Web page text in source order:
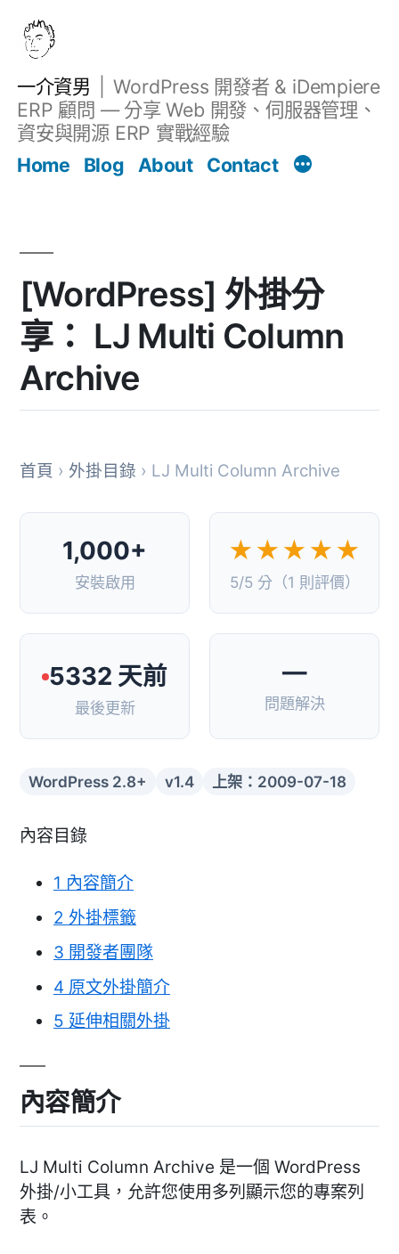
一介資男
WordPress 開發者 & iDempiere
ERP 顧問 — 分享 Web 開發、伺服器管理、
資安與開源 ERP 實戰經驗
Home
Blog About Contact
[WordPress] 外掛分
享： LJ Multi Column
Archive
首頁 › 外掛目錄 › LJ Multi Column Archive
1,000+
安裝啟用
★★★★★
5/5 分（1 則評價）
5332 天前
最後更新
—
問題解決
WordPress 2.8+ v1.4 上架：2009-07-18
內容目錄
1 內容簡介
2 外掛標籤
3 開發者團隊
4 原文外掛簡介
5 延伸相關外掛
內容簡介
LJ Multi Column Archive 是一個 WordPress
外掛/小工具，允許您使用多列顯示您的專案列
表。
文章 Filter